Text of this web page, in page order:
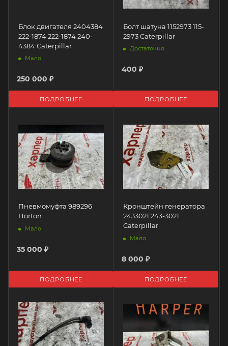
Блок двигателя 2404384
222-1874 222-1874 240-
4384 Caterpillar
Мало
250 000 ₽
ПОДРОБНЕЕ
Болт шатуна 1152973 115-
2973 Caterpillar
Достаточно
400 ₽
ПОДРОБНЕЕ
Пневмомуфта 989296
Horton
Мало
35 000 ₽
ПОДРОБНЕЕ
Кронштейн генератора
2433021 243-3021
Caterpillar
Мало
8 000 ₽
ПОДРОБНЕЕ